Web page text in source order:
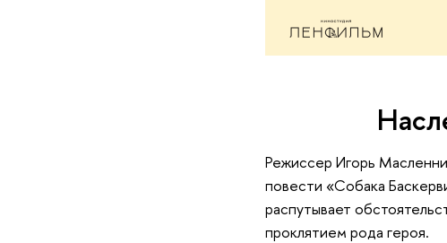
Режиссер Игорь
повести «Собака
распутывает
проклятием рода героя.